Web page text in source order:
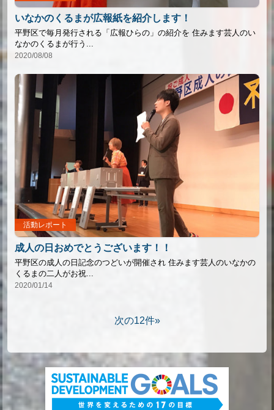
いなかのくるまが広報紙を紹介します！
平野区で毎月発行される「広報ひらの」の紹介を 住みます芸人のい
なかのくるまが行う...
2020/08/08
活動レポート
成人の日おめでとうございます！！
平野区の成人の日記念のつどいが開催され 住みます芸人のいなかの
くるまの二人がお祝...
2020/01/14
次の12件